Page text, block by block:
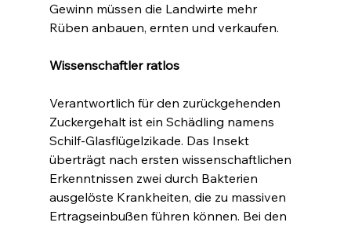
Gewinn müssen die Landwirte mehr
Rüben anbauen, ernten und verkaufen.
Wissenschaftler ratlos
Verantwortlich für den zurückgehenden
Zuckergehalt ist ein Schädling namens
Schilf-Glasflügelzikade. Das Insekt
überträgt nach ersten wissenschaftlichen
Erkenntnissen zwei durch Bakterien
ausgelöste Krankheiten, die zu massiven
Ertragseinbußen führen können. Bei den